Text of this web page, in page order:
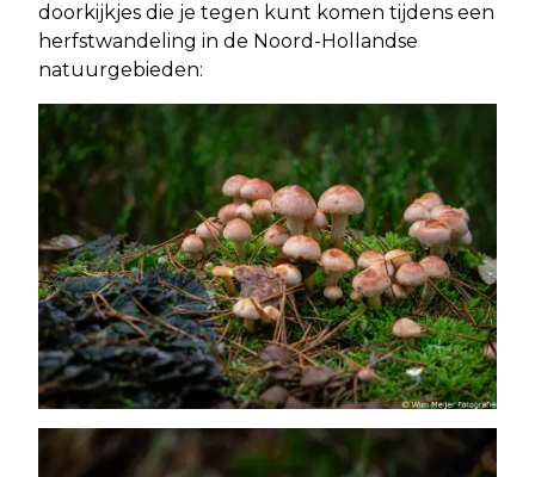
doorkijkjes die je tegen kunt komen tijdens een
herfstwandeling in de Noord-Hollandse
natuurgebieden: